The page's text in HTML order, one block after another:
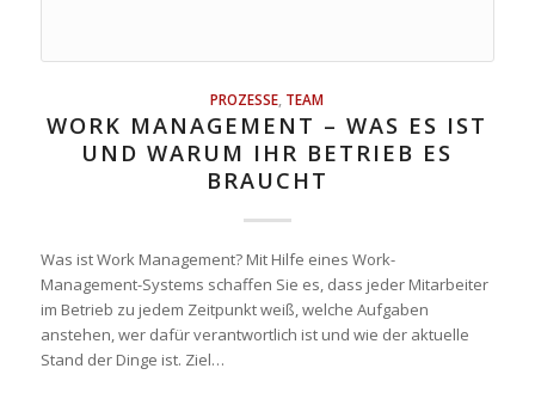
PROZESSE TEAM
WORK MANAGEMENT – WAS ES IST
UND WARUM IHR BETRIEB ES
BRAUCHT
Was ist Work Management? Mit Hilfe eines Work-
Management-Systems schaffen Sie es, dass jeder Mitarbeiter
im Betrieb zu jedem Zeitpunkt weiß, welche Aufgaben
anstehen, wer dafür verantwortlich ist und wie der aktuelle
Stand der Dinge ist. Ziel…